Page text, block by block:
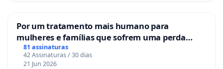
Por um tratamento mais humano para
mulheres e famílias que sofrem uma perda
gestacional nos hospitais portugueses
81 assinaturas
42 Assinaturas / 30 dias
21 Jun 2026